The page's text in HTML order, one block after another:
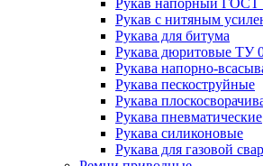
Рукав напорный ГОСТ
Рукав с нитяным
Рукава для битума
Рукава дюритовые ТУ
Рукава напорно-
Рукава пескоструйные
Рукава
Рукава пневматические
Рукава силиконовые
Рукава для газовой